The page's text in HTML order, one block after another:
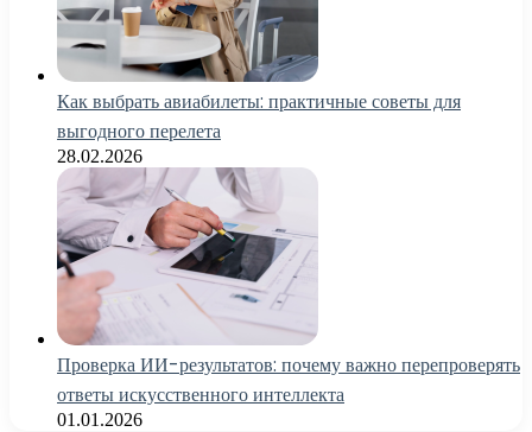
Как выбрать авиабилеты: практичные советы для
выгодного перелета
28.02.2026
Проверка ИИ-результатов: почему важно перепроверять
ответы искусственного интеллекта
01.01.2026